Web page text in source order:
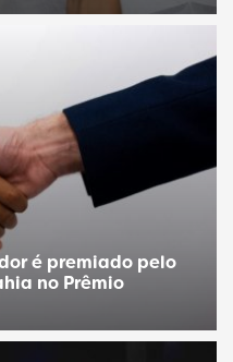
é premiado pelo
no Prêmio